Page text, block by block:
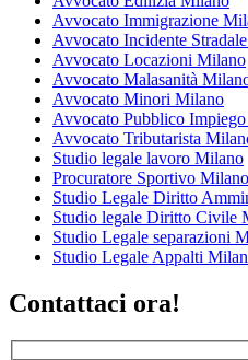
Avvocato Immigrazione
Avvocato Incidente
Avvocato Locazioni Milano
Avvocato Malasanità
Avvocato Minori Milano
Avvocato Pubblico
Avvocato Tributarista
Studio legale lavoro Milano
Procuratore Sportivo Milano
Studio Legale Diritto
Studio legale Diritto Civile
Studio Legale separazioni
Studio Legale Appalti
Contattaci ora!